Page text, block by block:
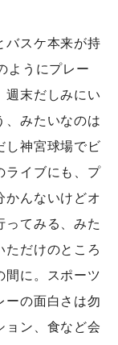
バスケ本来が持
ようにプレー
週末だしみにい
、みたいなのは
し神宮球場でビ
ライブにも、プ
かんないけどオ
ってみる、みた
ただけのところ
間に。スポーツ
ーの面白さは勿
ョン、食など会